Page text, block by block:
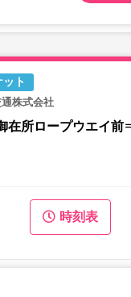
ト
株式会社
在所ロープウエイ
時刻表